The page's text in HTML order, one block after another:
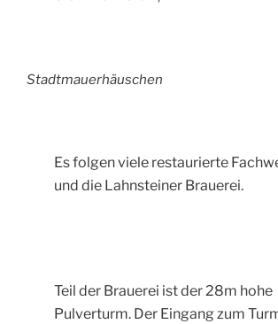
Stadtmauerhäuschen
Es folgen viele restaurierte
und die Lahnsteiner Brauerei.
Teil der Brauerei ist der 28m hohe
Pulverturm. Der Eingang zum